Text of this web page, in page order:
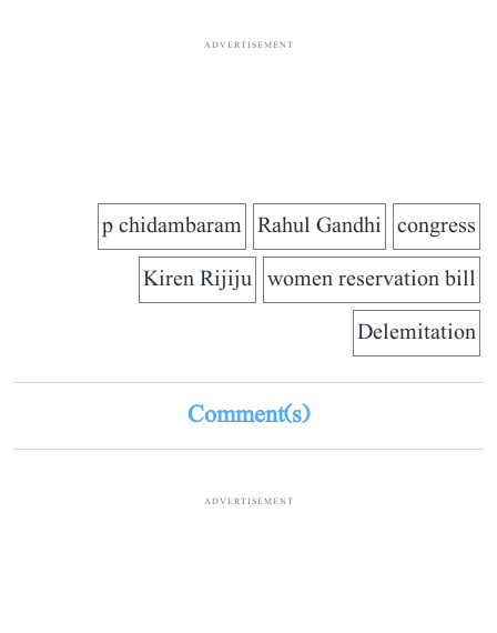
ADVERTISEMENT
congress
Rahul Gandhi
p chidambaram
women reservation bill
Kiren Rijiju
Delemitation
Comment(s)
ADVERTISEMENT